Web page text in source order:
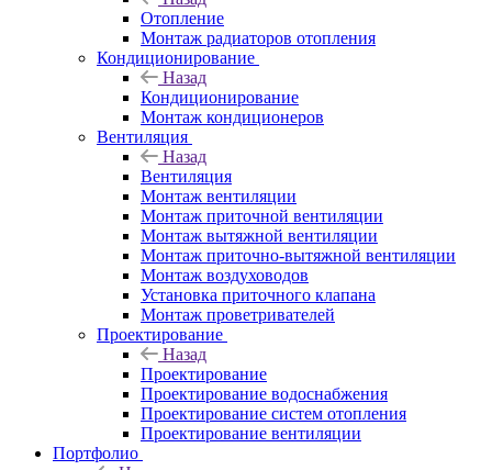
Отопление
Монтаж радиаторов отопления
Кондиционирование
Назад
Кондиционирование
Монтаж кондиционеров
Вентиляция
Назад
Вентиляция
Монтаж вентиляции
Монтаж приточной вентиляции
Монтаж вытяжной вентиляции
Монтаж приточно-вытяжной вентиляции
Монтаж воздуховодов
Установка приточного клапана
Монтаж проветривателей
Проектирование
Назад
Проектирование
Проектирование водоснабжения
Проектирование систем отопления
Проектирование вентиляции
Портфолио